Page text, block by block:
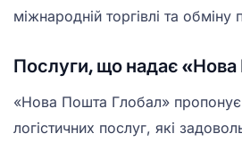
міжнародній торгівлі та обміну
Послуги, що надає
«Нова Пошта Глобал»
логістичних послуг, які